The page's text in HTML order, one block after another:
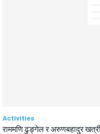
Activities
राममणि ढुङ्गेल र अरुणबहादुर खत्री